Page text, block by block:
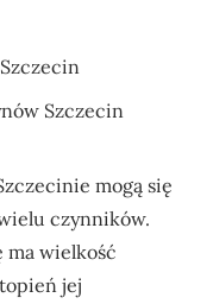
Szczecin
mogą się
czynników.
ma wielkość
jej